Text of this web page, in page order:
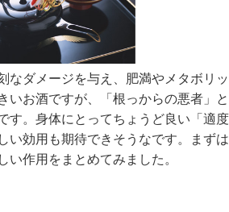
なダメージを与え、肥満やメタボリッ
いお酒ですが、「根っからの悪者」と
す。身体にとってちょうど良い「適度
い効用も期待できそうなです。まずは
い作用をまとめてみました。